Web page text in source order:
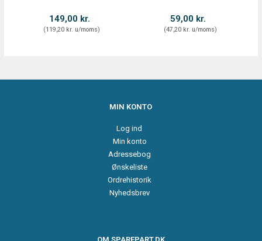
149,00 kr.
(119,20 kr. u/moms)
59,00 kr.
(47,20 kr. u/moms)
MIN KONTO
Log ind
Min konto
Adressebog
Ønskeliste
Ordrehistorik
Nyhedsbrev